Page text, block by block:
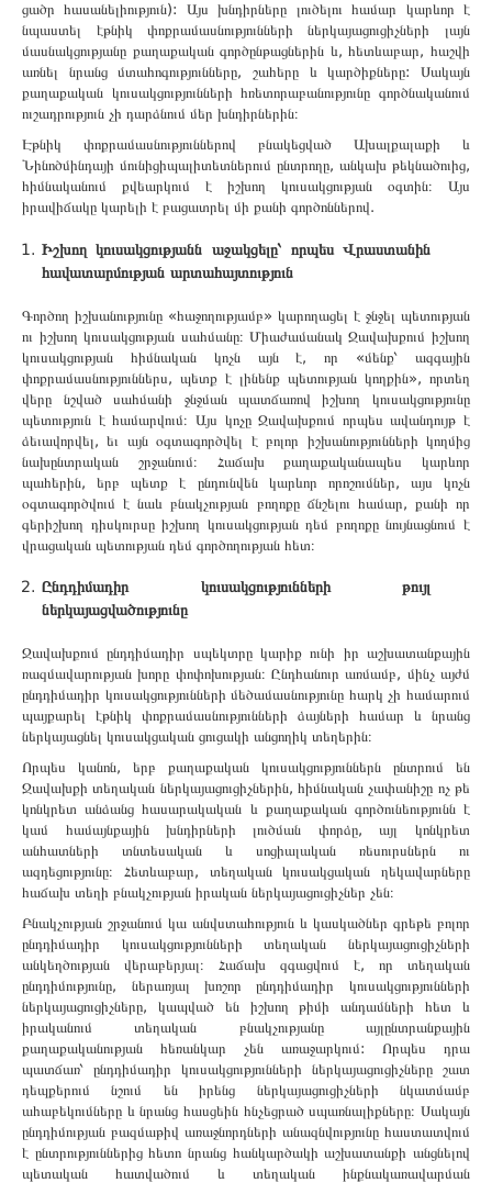
ցածր հասանելիություն): Այս խնդիրները լուծելու համար կարևոր է
նպաստել էթնիկ փոքրամասնությունների ներկայացուցիչների լայն
մասնակցությանը քաղաքական գործընթացներին և, հետևաբար, հաշվի
առնել նրանց մտահոգությունները, շահերը և կարծիքները: Սակայն
քաղաքական կուսակցությունների հռետորաբանությունը գործնականում
ուշադրություն չի դարձնում մեր խնդիրներին։
Էթնիկ փոքրամասնություններով բնակեցված Ախալքալաքի և
Նինոծմինդայի մունիցիպալիտետներում ընտրողը, անկախ թեկնածուից,
հիմնականում քվեարկում է իշխող կուսակցության օգտին։ Այս
իրավիճակը կարելի է բացատրել մի քանի գործոններով.
Իշխող կուսակցությանն աջակցելը՝ որպես Վրաստանին
հավատարմության արտահայտություն
Գործող իշխանությունը «հաջողությամբ» կարողացել է ջնջել պետության
ու իշխող կուսակցության սահմանը։ Միաժամանակ Ջավախքում իշխող
կուսակցության հիմնական կոչն այն է, որ «մենք՝ ազգային
փոքրամասնություններս, պետք է լինենք պետության կողքին», որտեղ
վերը նշված սահմանի ջնջման պատճառով իշխող կուսակցությունը
պետություն է համարվում։ Այս կոչը Ջավախքում որպես ավանդույթ է
ձեւավորվել, եւ այն օգտագործվել է բոլոր իշխանությունների կողմից
նախընտրական շրջանում։ Հաճախ քաղաքականապես կարևոր
պահերին, երբ պետք է ընդունվեն կարևոր որոշումներ, այս կոչն
օգտագործվում է նաև բնակչության բողոքը ճնշելու համար, քանի որ
գերիշխող դիսկուրսը իշխող կուսակցության դեմ բողոքը նույնացնում է
վրացական պետության դեմ գործողության հետ։
Ընդդիմադիր կուսակցությունների թույլ
ներկայացվածությունը
Ջավախքում ընդդիմադիր սպեկտրը կարիք ունի իր աշխատանքային
ռազմավարության խորը փոփոխության։ Ընդհանուր առմամբ, մինչ այժմ
ընդդիմադիր կուսակցությունների մեծամասնությունը հարկ չի համարում
պայքարել էթնիկ փոքրամասնությունների ձայների համար և նրանց
ներկայացնել կուսակցական ցուցակի անցողիկ տեղերին։
Որպես կանոն, երբ քաղաքական կուսակցություններն ընտրում են
Ջավախքի տեղական ներկայացուցիչներին, հիմնական չափանիշը ոչ թե
կոնկրետ անձանց հասարակական և քաղաքական գործունեությունն է
կամ համայնքային խնդիրների լուծման փորձը, այլ կոնկրետ
անհատների տնտեսական և սոցիալական ռեսուրսներն ու
ազդեցությունը։ Հետևաբար, տեղական կուսակցական ղեկավարները
հաճախ տեղի բնակչության իրական ներկայացուցիչներ չեն։
Բնակչության շրջանում կա անվստահություն և կասկածներ գրեթե բոլոր
ընդդիմադիր կուսակցությունների տեղական ներկայացուցիչների
անկեղծության վերաբերյալ։ Հաճախ զգացվում է, որ տեղական
ընդդիմությունը, ներառյալ խոշոր ընդդիմադիր կուսակցությունների
ներկայացուցիչները, կապված են իշխող թիմի անդամների հետ և
իրականում տեղական բնակչությանը այլընտրանքային
քաղաքականության հեռանկար չեն առաջարկում: Որպես դրա
պատճառ՝ ընդդիմադիր կուսակցությունների ներկայացուցիչները շատ
դեպքերում նշում են իրենց ներկայացուցիչների նկատմամբ
ահաբեկումները և նրանց հասցեին հնչեցրած սպառնալիքները։ Սակայն
ընդդիմության բազմաթիվ առաջնորդների անազնվությունը հաստատվում
է ընտրություններից հետո նրանց հանկարծակի աշխատանքի անցնելով
պետական ​​հատվածում և տեղական ինքնակառավարման